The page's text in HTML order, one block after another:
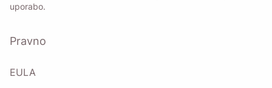
uporabo.
Pravno
EULA